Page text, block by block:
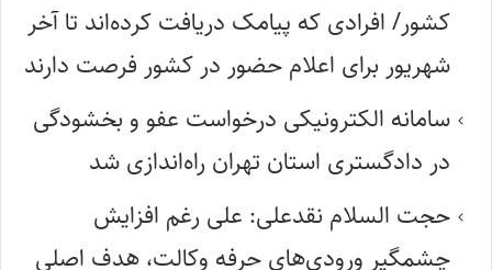
کشور/ افرادی که پیامک دریافت کرده‌اند تا آخر
شهریور برای اعلام حضور در کشور فرصت دارند
سامانه الکترونیکی درخواست عفو و بخشودگی
در دادگستری استان تهران راه‌اندازی شد
حجت السلام نقدعلی: علی رغم افزایش
چشمگیر ورودی‌های حرفه وکالت، هدف اصلی